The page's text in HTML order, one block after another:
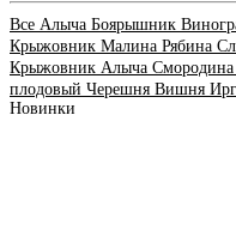
Все Алыча Боярышник
Крыжовник Малина Рябина
Крыжовник Алыча Смородина
плодовый Черешня Вишня
Новинки